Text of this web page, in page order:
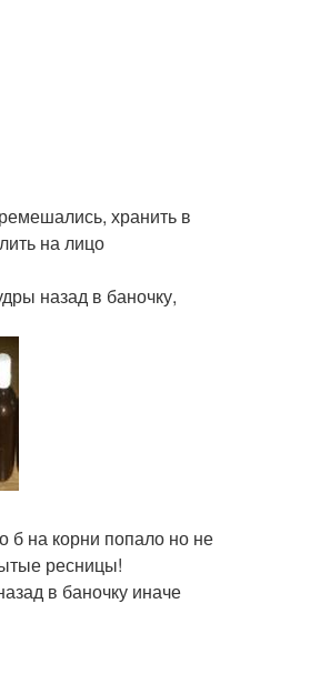
хранить в
на лицо
назад в баночку,
б на корни попало но не
ресницы!
в баночку иначе